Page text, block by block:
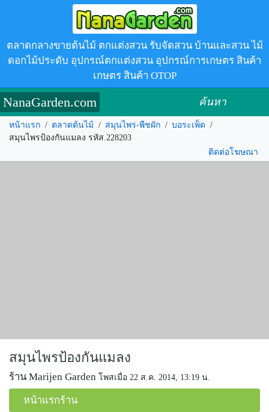
ตลาดกลางขายต้นไม้ ตกแต่งสวน รับจัดสวน บ้านและสวน ไม้
ดอกไม้ประดับ อุปกรณ์ตกแต่งสวน อุปกรณ์การเกษตร สินค้า
เกษตร สินค้า OTOP
NanaGarden.com ค้นหา
หน้าแรก / ตลาดต้นไม้ / สมุนไพร-พืชผัก / บอระเพ็ด /
สมุนไพรป้องกันแมลง รหัส.228203
ติดต่อโฆษณา
สมุนไพรป้องกันแมลง
ร้าน Marijen Garden โพสเมื่อ 22 ส.ค. 2014, 13:19 น.
หน้าแรกร้าน